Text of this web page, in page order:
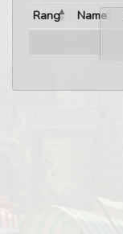
Rang Name